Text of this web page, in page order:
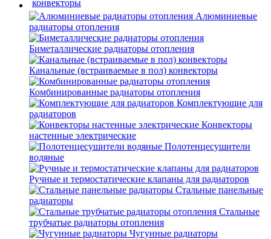
Алюминиевые
радиаторы отопления
Биметаллические радиаторы отопления
Канальные (встраиваемые в пол) конвекторы
Комбинированные радиаторы отопления
Комплектующие для
радиаторов
Конвекторы
настенные электрические
Полотенцесушители
водяные
Ручные и термостатические клапаны для радиаторов
Стальные панельные
радиаторы
Стальные
трубчатые радиаторы отопления
Чугунные радиаторы